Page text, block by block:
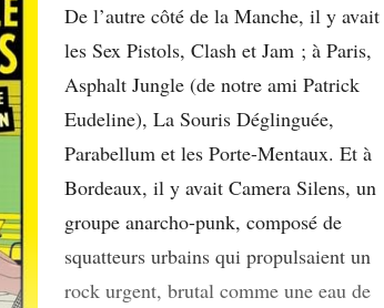
De l’autre côté de la Manche, il y avait
les Sex Pistols, Clash et Jam ; à Paris,
Asphalt Jungle (de notre ami Patrick
Eudeline), La Souris Déglinguée,
Parabellum et les Porte-Mentaux. Et à
Bordeaux, il y avait Camera Silens, un
groupe anarcho-punk, composé de
squatteurs urbains qui propulsaient un
rock urgent, brutal comme une eau de